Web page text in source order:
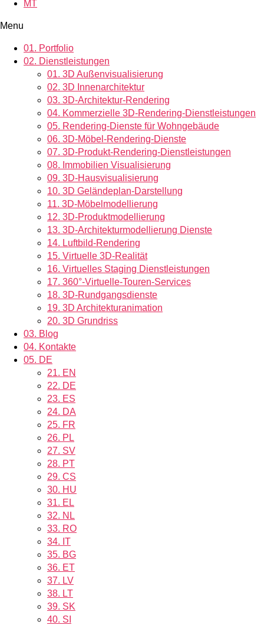
MT
Menu
01. Portfolio
02. Dienstleistungen
01. 3D Außenvisualisierung
02. 3D Innenarchitektur
03. 3D-Architektur-Rendering
04. Kommerzielle 3D-Rendering-Dienstleistungen
05. Rendering-Dienste für Wohngebäude
06. 3D-Möbel-Rendering-Dienste
07. 3D-Produkt-Rendering-Dienstleistungen
08. Immobilien Visualisierung
09. 3D-Hausvisualisierung
10. 3D Geländeplan-Darstellung
11. 3D-Möbelmodellierung
12. 3D-Produktmodellierung
13. 3D-Architekturmodellierung Dienste
14. Luftbild-Rendering
15. Virtuelle 3D-Realität
16. Virtuelles Staging Dienstleistungen
17. 360°-Virtuelle-Touren-Services
18. 3D-Rundgangsdienste
19. 3D Architekturanimation
20. 3D Grundriss
03. Blog
04. Kontakte
05. DE
21. EN
22. DE
23. ES
24. DA
25. FR
26. PL
27. SV
28. PT
29. CS
30. HU
31. EL
32. NL
33. RO
34. IT
35. BG
36. ET
37. LV
38. LT
39. SK
40. SI